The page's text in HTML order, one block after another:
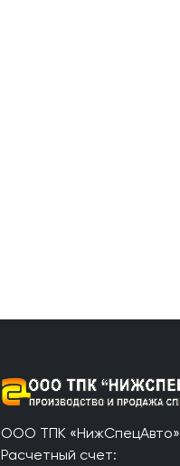
ООО ТПК «НижСпецАвто»
Расчетный счет: